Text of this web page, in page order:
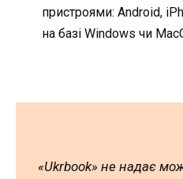
пристроями: Android,
на базі Windows чи
«Ukrbook» не надає